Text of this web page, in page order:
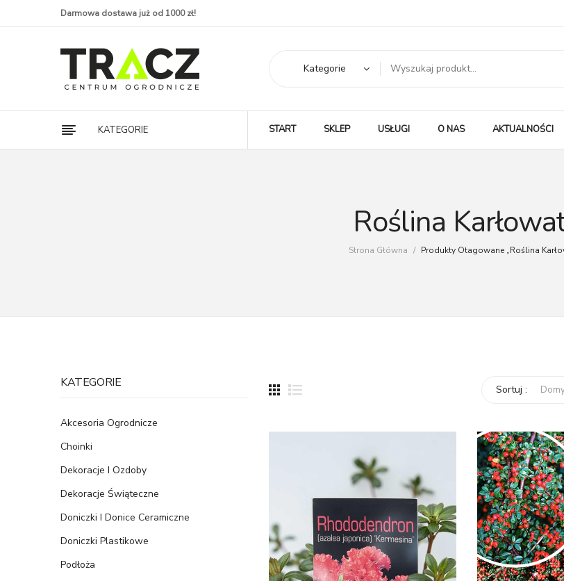
Darmowa dostawa już od 1000 zł!
Kategorie
KATEGORIE START SKLEP USŁUGI O NAS AKTUALNOŚCI
Roślina
Strona Główna / Produkty Otagowane „Roślina
KATEGORIE
Akcesoria Ogrodnicze
Choinki
Dekoracje I Ozdoby
Dekoracje Świąteczne
Doniczki I Donice Ceramiczne
Doniczki Plastikowe
Podłoża
Sortuj :